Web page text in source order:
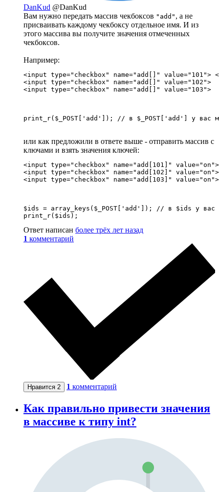
DanKud @DanKud
Вам нужно передать массив чекбоксов "add" , а не
присваивать каждому чекбоксу отдельное имя. И из
этого массива вы получите значения отмеченных
чекбоксов.
Например:
<input type="checkbox" name="add[]"
<input type="checkbox" name="add[]" value="102">
<input type="checkbox" name="add[]" value="103">
print_r($_POST['add']); // в $_POST['add'] у вас
или как предложили в ответе выше - отправить массив с
ключами и взять значения ключей:
<input type="checkbox" name="add[101]"
<input type="checkbox" name="add[102]" value="on">
<input type="checkbox" name="add[103]" value="on">
$ids = array_keys($_POST['add']); // в $ids у вас
print_r($ids);
Ответ написан более трёх лет назад
1 комментарий
Нравится 2 1 комментарий
Как правильно привести значения
в массиве к типу int?